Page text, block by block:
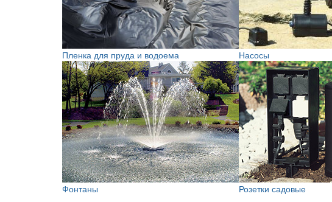
Пленка для пруда и водоема Насосы
Фонтаны Розетки садовые